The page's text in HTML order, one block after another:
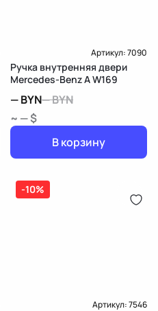
Артикул:7090
Ручка внутренняя двери
Mercedes-Benz A W169
—BYN—BYN
~ — $
В корзину
-10%
Артикул:7546